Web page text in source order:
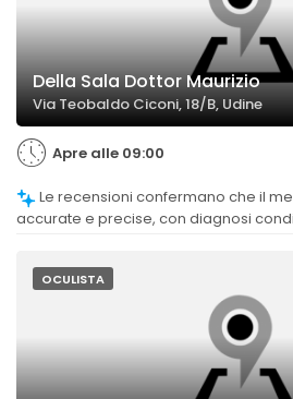
Della Sala Dottor Maurizio
Via Teobaldo Ciconi, 18/B, Udine
Apre alle 09:00
accurate e precise, con diagnosi
OCULISTA